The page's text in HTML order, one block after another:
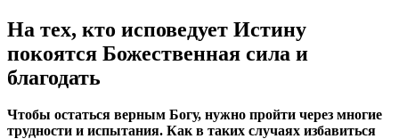
На тех, кто исповедует Истину
покоятся Божественная сила и
благодать
Чтобы остаться верным Богу, нужно пройти через многие
трудности и испытания. Как в таких случаях избавиться